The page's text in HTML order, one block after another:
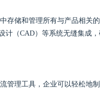
存储和管理所有与产品相关
（CAD）等系统无缝集成
管理工具，企业可以轻松地